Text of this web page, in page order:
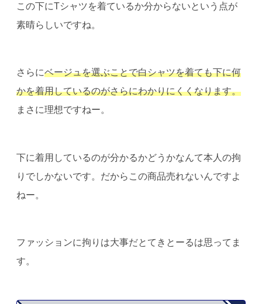
この下にTシャツを着ているか分からないという点が
素晴らしいですね。
さらにベージュを選ぶことで白シャツを着ても下に何
かを着用しているのがさらにわかりにくくなります。
まさに理想ですねー。
下に着用しているのが分かるかどうかなんて本人の拘
りでしかないです。だからこの商品売れないんですよ
ねー。
ファッションに拘りは大事だとてきとーるは思ってま
す。